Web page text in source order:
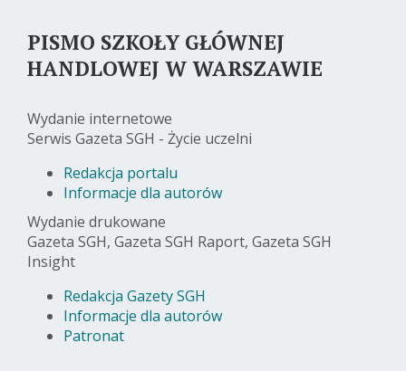
PISMO SZKOŁY GŁÓWNEJ
HANDLOWEJ W WARSZAWIE
Wydanie internetowe
Serwis Gazeta SGH - Życie uczelni
Redakcja portalu
Informacje dla autorów
Wydanie drukowane
Gazeta SGH, Gazeta SGH Raport, Gazeta SGH
Insight
Redakcja Gazety SGH
Informacje dla autorów
Patronat